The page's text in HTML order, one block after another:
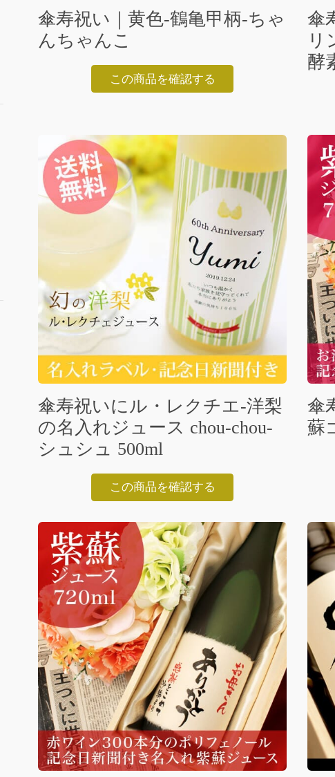
傘寿祝い｜黄色-鶴亀甲柄-ちゃ
んちゃんこ
この商品を確認する
傘
リ
酵
傘寿祝いにル・レクチエ-洋梨
の名入れジュース chou-chou-
シュシュ 500ml
この商品を確認する
傘
蘇